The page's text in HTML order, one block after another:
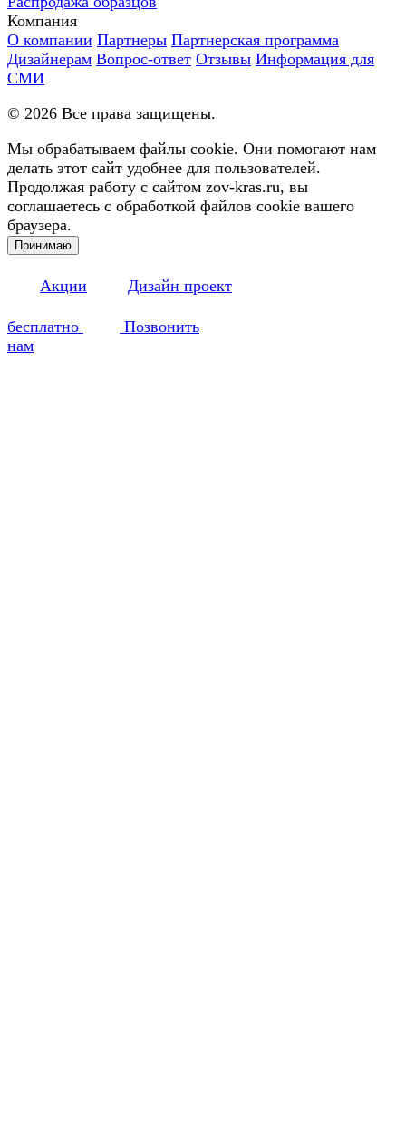
Компания
О компании Партнеры Партнерская программа
Дизайнерам Вопрос-ответ Отзывы Информация для
СМИ
© 2026 Все права защищены.
Мы обрабатываем файлы cookie. Они помогают нам
делать этот сайт удобнее для пользователей.
Продолжая работу с сайтом zov-kras.ru, вы
соглашаетесь с обработкой файлов cookie вашего
браузера.
Принимаю
Акции Дизайн проект
бесплатно
Позвонить
нам